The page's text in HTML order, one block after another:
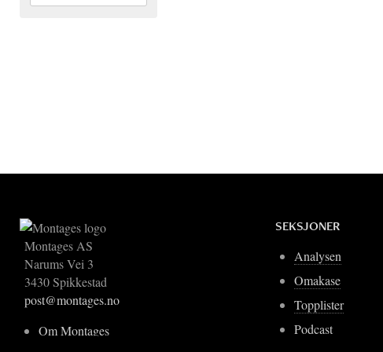
Montages AS
Narums Vei 3
3430 Spikkestad
post@montages.no
Om Montages
SEKSJONER
Analysen
Omakase
Topplister
Podcast